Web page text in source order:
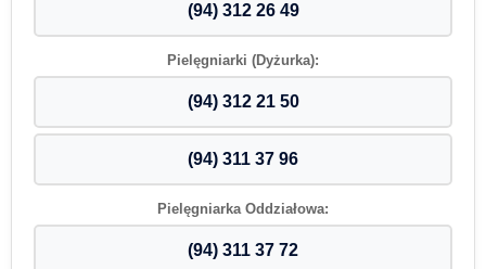
(94) 312 26 49
Pielęgniarki (Dyżurka):
(94) 312 21 50
(94) 311 37 96
Pielęgniarka Oddziałowa:
(94) 311 37 72